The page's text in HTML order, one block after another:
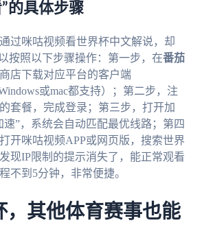
的具体步骤
过咪咕视频看世界杯中文解说，却
按照以下步骤操作：第一步，在番茄
店下载对应平台的客户端
或mac都支持）；第二步，注
套餐，完成登录；第三步，打开加
速”，系统会自动匹配最优线路；第四
开咪咕视频APP或网页版，搜索世界
现IP限制的提示消失了，能正常观看
不到5分钟，非常便捷。
，其他体育赛事也能